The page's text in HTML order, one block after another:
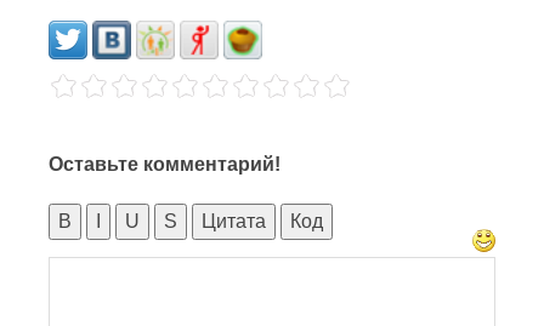
Оставьте комментарий!
B U S Цитата Код